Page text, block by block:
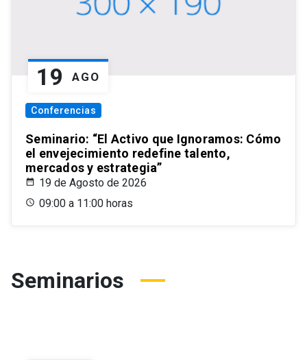
19 AGO
Conferencias
Seminario: “El Activo que Ignoramos: Cómo
el envejecimiento redefine talento,
mercados y estrategia”
19 de Agosto de 2026
09:00 a 11:00 horas
Seminarios